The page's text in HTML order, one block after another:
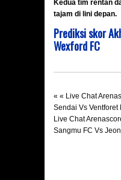
Kedua tim rentan
tajam di lini depan.
Prediksi skor
Wexford FC
« « Live Chat
Sendai Vs Ventforet
Live Chat
Sangmu FC Vs